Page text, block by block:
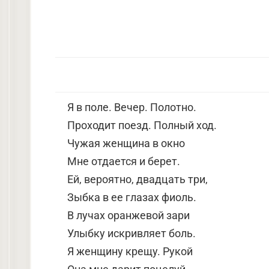
Я в поле. Вечер. Полотно.
Проходит поезд. Полный ход.
Чужая женщина в окно
Мне отдается и берет.
Ей, вероятно, двадцать три,
Зыбка в ее глазах фиоль.
В лучах оранжевой зари
Улыбку искривляет боль.
Я женщину крещу. Рукой